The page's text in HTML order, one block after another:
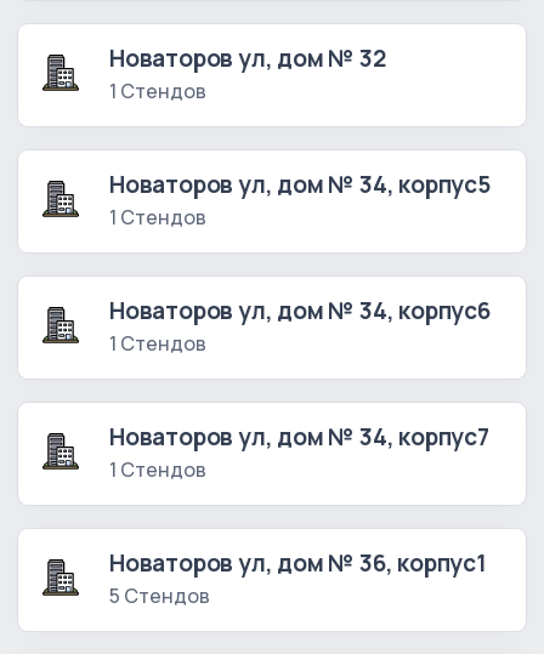
Новаторов ул, дом № 32
1 Стендов
Новаторов ул, дом № 34, корпус5
1 Стендов
Новаторов ул, дом № 34, корпус6
1 Стендов
Новаторов ул, дом № 34, корпус7
1 Стендов
Новаторов ул, дом № 36, корпус1
5 Стендов